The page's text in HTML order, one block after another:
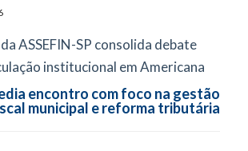
ASSEFIN-SP consolida debate
institucional em Americana
encontro com foco na gestão
municipal e reforma tributária